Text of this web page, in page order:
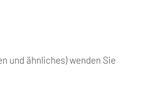
und ähnliches) wenden Sie